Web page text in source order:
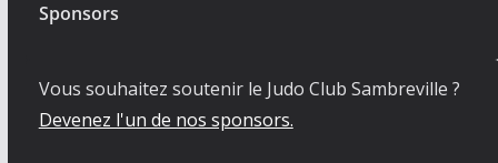
Sponsors
Vous souhaitez soutenir le Judo Club Sambreville ?
Devenez l'un de nos sponsors.